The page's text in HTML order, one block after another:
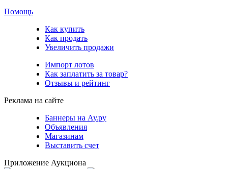
Помощь
Как купить
Как продать
Увеличить продажи
Импорт лотов
Как заплатить за товар?
Отзывы и рейтинг
Реклама на сайте
Баннеры на Ау.ру
Объявления
Магазинам
Выставить счет
Приложение Аукциона